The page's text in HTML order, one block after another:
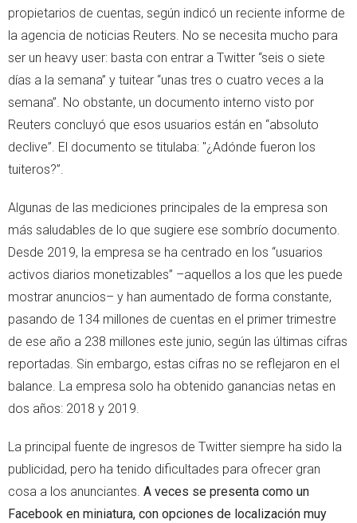
propietarios de cuentas, según indicó un reciente informe de
la agencia de noticias Reuters. No se necesita mucho para
ser un heavy user: basta con entrar a Twitter “seis o siete
días a la semana” y tuitear “unas tres o cuatro veces a la
semana”. No obstante, un documento interno visto por
Reuters concluyó que esos usuarios están en “absoluto
declive”. El documento se titulaba: "¿Adónde fueron los
tuiteros?”.
Algunas de las mediciones principales de la empresa son
más saludables de lo que sugiere ese sombrío documento.
Desde 2019, la empresa se ha centrado en los “usuarios
activos diarios monetizables” –aquellos a los que les puede
mostrar anuncios– y han aumentado de forma constante,
pasando de 134 millones de cuentas en el primer trimestre
de ese año a 238 millones este junio, según las últimas cifras
reportadas. Sin embargo, estas cifras no se reflejaron en el
balance. La empresa solo ha obtenido ganancias netas en
dos años: 2018 y 2019.
La principal fuente de ingresos de Twitter siempre ha sido la
publicidad, pero ha tenido dificultades para ofrecer gran
cosa a los anunciantes. A veces se presenta como un
Facebook en miniatura, con opciones de localización muy